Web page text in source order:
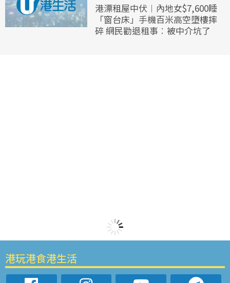
港漂租屋中伏︱內地女$7,600睡
「窗台床」手機百米高空墮樓摔
碎 網民勸退租事︰被中介坑了
港玩港食港生活